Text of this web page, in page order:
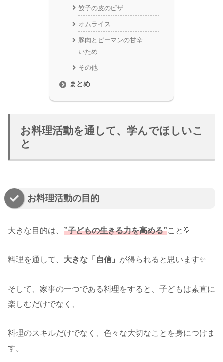
餃子の皮のピザ
オムライス
豚肉とピーマンの甘辛
いため
その他
まとめ
お料理活動を通して、学んでほしいこ
と
お料理活動の目的
大きな目的は、 ”子どもの生きる力を高める”こと💡
料理を通して、 大きな「自信」 が得られると思います✨
そして、家事の一つである料理をすると、子どもは素直に
楽しむだけでなく、
料理のスキルだけでなく、色々な大切なことを身につけま
す。